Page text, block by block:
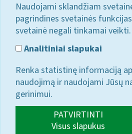
Naudojami sklandžiam
pagrindines svetainės
svetainė negali tinkamai veikti.
Analitiniai slapukai
Renka statistinę informaciją
naudojimą ir naudojami Jūsų
gerinimui.
PATVIRTINTI
Visus slapukus